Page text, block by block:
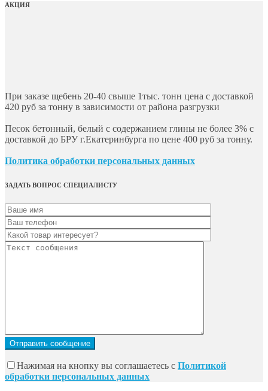
АКЦИЯ
При заказе щебень 20-40 свыше 1тыс. тонн цена с доставкой
420 руб за тонну в зависимости от района разгрузки
Песок бетонный, белый с содержанием глины не более 3% с
доставкой до БРУ г.Екатеринбурга по цене 400 руб за тонну.
Политика обработки персональных данных
ЗАДАТЬ ВОПРОС СПЕЦИАЛИСТУ
Нажимая на кнопку вы соглашаетесь с Политикой
обработки персональных данных